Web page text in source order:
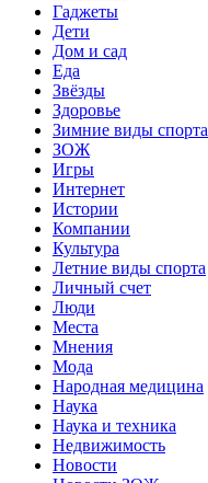
Гаджеты
Дети
Дом и сад
Еда
Звёзды
Здоровье
Зимние виды спорта
ЗОЖ
Игры
Интернет
Истории
Компании
Культура
Летние виды спорта
Личный счет
Люди
Места
Мнения
Мода
Народная медицина
Наука
Наука и техника
Недвижимость
Новости